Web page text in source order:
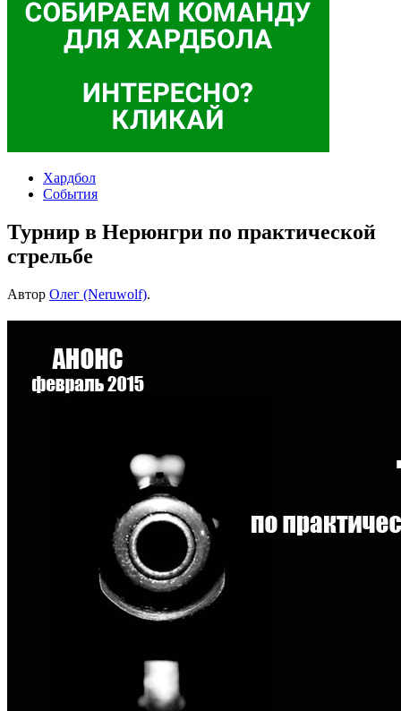
Хардбол
События
Турнир в Нерюнгри по практической
стрельбе
Автор Олег (Neruwolf).